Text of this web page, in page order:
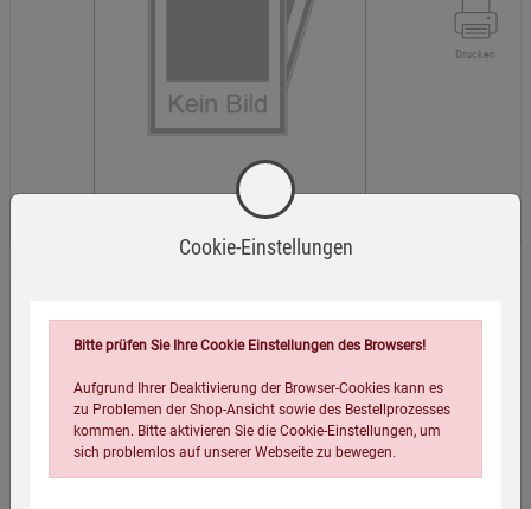
Drucken
5,99€ 9,90 €
Sie sparen:3,91 € (39%)
Mängelexemplar
Cookie-Einstellungen
Bitte prüfen Sie Ihre Cookie Einstellungen des Browsers!
Aufgrund Ihrer Deaktivierung der Browser-Cookies kann es
zu Problemen der Shop-Ansicht sowie des Bestellprozesses
kommen. Bitte aktivieren Sie die Cookie-Einstellungen, um
sich problemlos auf unserer Webseite zu bewegen.